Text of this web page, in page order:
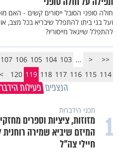
חולה סופני הסובל ייסורים קשים - האם
ועל בני ביתו להתפלל שיבריא בכל מצב,
להתפלל שייגאל מייסוריו?
<<
<
...
103
104
105
106
107
114
115
116
117
118
119
120
>
הנצפים פעילות
1 תכני הידברות
מזוזות, ציציות וספרים
המיזם שיביא שמירה רוחנית
חיילי צה"ל